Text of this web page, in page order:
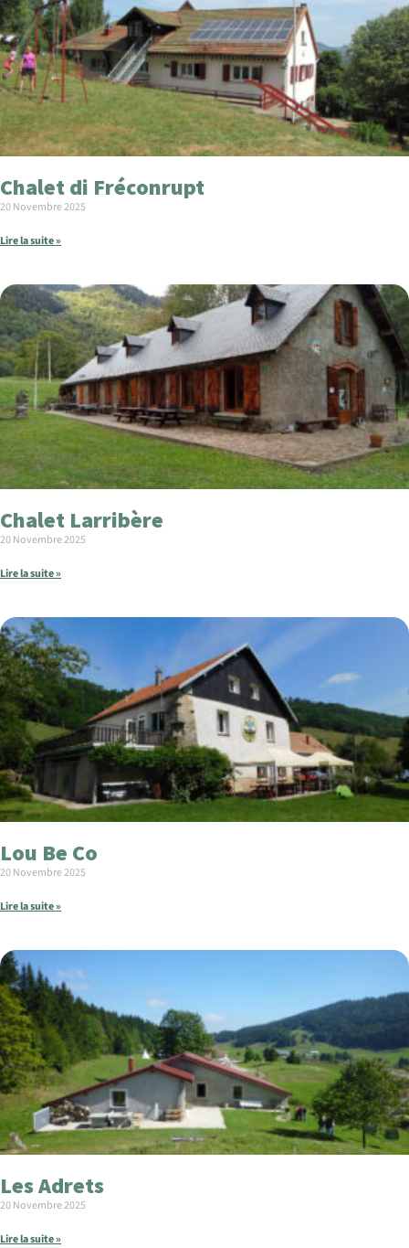
Chalet di Fréconrupt
20 Novembre 2025
Lire la suite »
Chalet Larribère
20 Novembre 2025
Lire la suite »
Lou Be Co
20 Novembre 2025
Lire la suite »
Les Adrets
20 Novembre 2025
Lire la suite »